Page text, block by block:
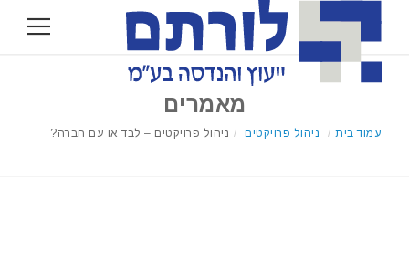
מאמרים
עמוד בית / ניהול פרויקטים / ניהול פרויקטים – לבד או עם חברה?